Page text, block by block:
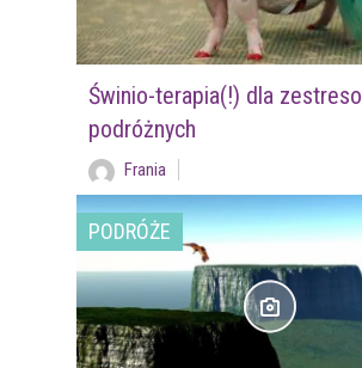
Świnio-terapia(!) dla
podróżnych
Frania
PODRÓŻE